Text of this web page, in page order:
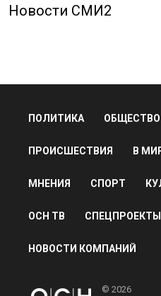
Новости СМИ2
ПОЛИТИКА ОБЩЕСТВО
ПРОИСШЕСТВИЯ В
МНЕНИЯ СПОРТ
ОСН ТВ СПЕЦПРОЕКТЫ
НОВОСТИ КОМПАНИЙ
© 2026